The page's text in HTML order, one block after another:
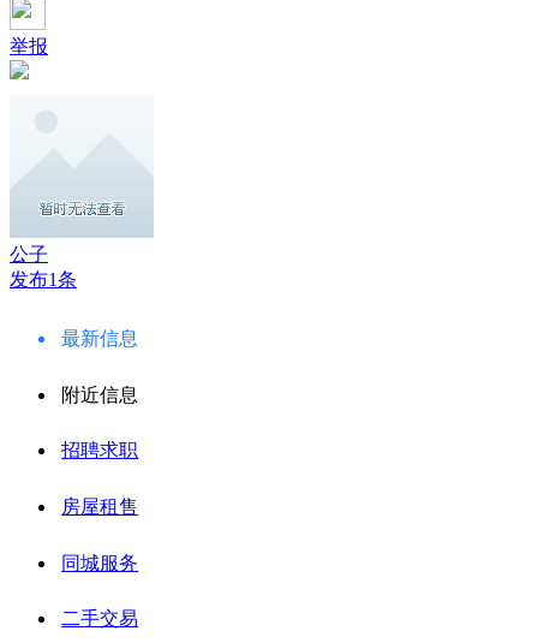
举报
公子
发布1条
最新信息
附近信息
招聘求职
房屋租售
同城服务
二手交易